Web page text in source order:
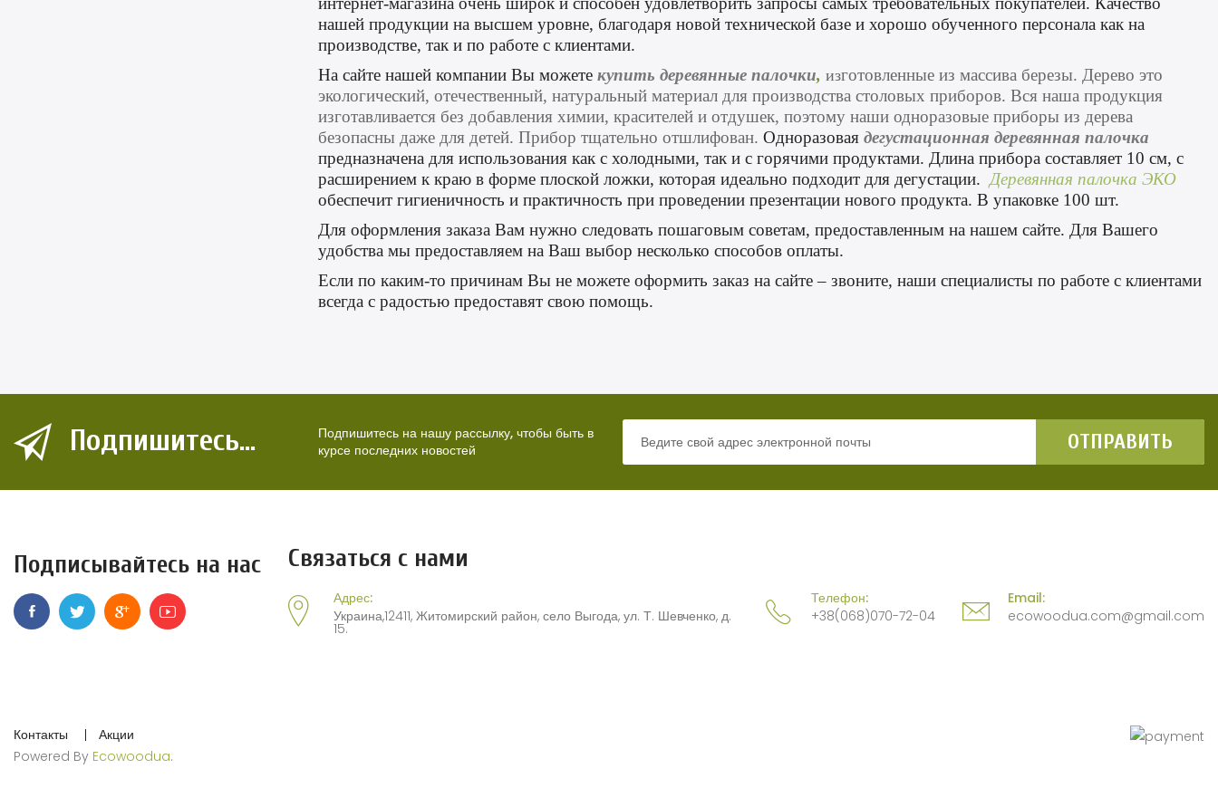
нашей продукции на высшем уровне, благодаря новой технической базе и хорошо обученного персонала как на
производстве, так и по работе с клиентами.
На сайте нашей компании Вы можете купить деревянные палочки, изготовленные из массива березы. Дерево это
экологический, отечественный, натуральный материал для производства столовых приборов. Вся наша продукция
изготавливается без добавления химии, красителей и отдушек, поэтому наши одноразовые приборы из дерева
безопасны даже для детей. Прибор тщательно отшлифован. Одноразовая дегустационная деревянная палочка
предназначена для использования как с холодными, так и с горячими продуктами. Длина прибора составляет 10 см, с
расширением к краю в форме плоской ложки, которая идеально подходит для дегустации. Деревянная палочка ЭКО
обеспечит гигиеничность и практичность при проведении презентации нового продукта. В упаковке 100 шт.
Для оформления заказа Вам нужно следовать пошаговым советам, предоставленным на нашем сайте. Для Вашего
удобства мы предоставляем на Ваш выбор несколько способов оплаты.
Если по каким-то причинам Вы не можете оформить заказ на сайте – звоните, наши специалисты по работе с клиентами
всегда с радостью предоставят свою помощь.
Подпишитесь...
Подпишитесь на нашу рассылку, чтобы быть в
курсе последних новостей
ОТПРАВИТЬ
Подписывайтесь на нас Связаться с нами
Адрес:
Украина,12411, Житомирский район, село Выгода, ул. Т. Шевченко, д.
15.
Телефон:
+38(068)070-72-04
Email:
ecowoodua.com@gmail.com
Контакты
Акции
Powered By Ecowoodua.